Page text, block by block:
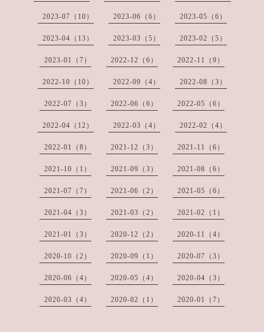
2023-07（10） 2023-06（6） 2023-05（6）
2023-04（13） 2023-03（5） 2023-02（5）
2023-01（7） 2022-12（6） 2022-11（9）
2022-10（10） 2022-09（4） 2022-08（3）
2022-07（3） 2022-06（6） 2022-05（6）
2022-04（12） 2022-03（4） 2022-02（4）
2022-01（8） 2021-12（3） 2021-11（6）
2021-10（1） 2021-09（3） 2021-08（6）
2021-07（7） 2021-06（2） 2021-05（6）
2021-04（3） 2021-03（2） 2021-02（1）
2021-01（3） 2020-12（2） 2020-11（4）
2020-10（2） 2020-09（1） 2020-07（3）
2020-06（4） 2020-05（4） 2020-04（3）
2020-03（4） 2020-02（1） 2020-01（7）